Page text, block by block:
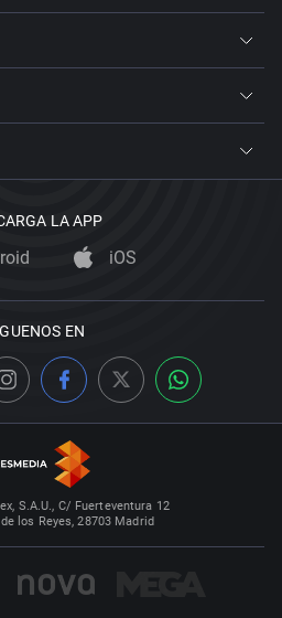
LA APP
iOS
EN
S.A.U., C/ Fuerteventura 12
los Reyes, 28703 Madrid